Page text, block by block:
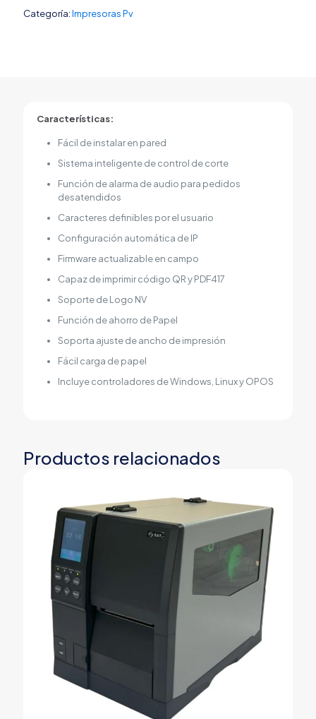
Categoría:Impresoras Pv
Características:
Fácil de instalar en pared
Sistema inteligente de control de corte
Función de alarma de audio para pedidos
desatendidos
Caracteres definibles por el usuario
Configuración automática de IP
Firmware actualizable en campo
Capaz de imprimir código QR y PDF417
Soporte de Logo NV
Función de ahorro de Papel
Soporta ajuste de ancho de impresión
Fácil carga de papel
Incluye controladores de Windows, Linux y OPOS
Productos relacionados